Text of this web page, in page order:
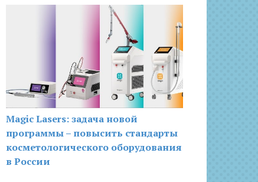
Magic Lasers: задача новой
программы – повысить стандарты
косметологического оборудования
в России